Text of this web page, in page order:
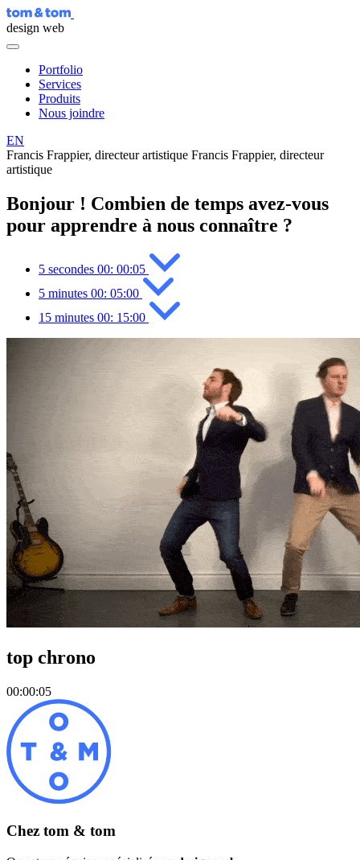
design web
Portfolio
Services
Produits
Nous joindre
EN
Francis Frappier, directeur artistique Francis Frappier, directeur
artistique
Bonjour ! Combien de temps avez-vous
pour apprendre à nous connaître ?
5 secondes 00: 00:05
5 minutes 00: 05:00
15 minutes 00: 15:00
top chrono
00:00:05
Chez tom & tom